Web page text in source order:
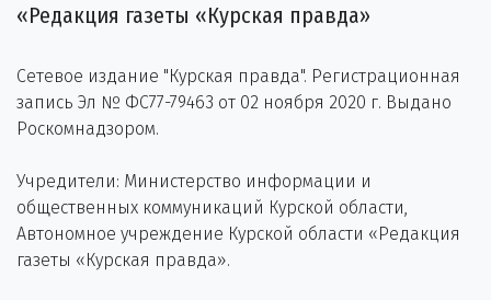
«Редакция газеты «Курская правда»
Сетевое издание "Курская правда". Регистрационная
запись Эл № ФС77-79463 от 02 ноября 2020 г. Выдано
Роскомнадзором.
Учредители: Министерство информации и
общественных коммуникаций Курской области,
Автономное учреждение Курской области «Редакция
газеты «Курская правда».